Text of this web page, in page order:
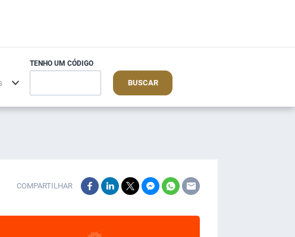
TENHO UM CÓDIGO
BUSCAR
COMPARTILHAR